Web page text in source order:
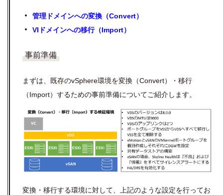
管理ドメインへの変換（Convert）
VIドメインへの移行（Import）
事前準備
まずは、既存のvSphere環境を変換（Convert）・移行
（Import）するための事前準備についてご紹介します。
変換・移行する環境に対して、上記のような設定を行ってお